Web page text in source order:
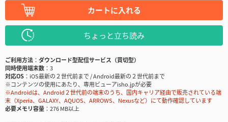
カートに入れる
ちょっと立ち読み
ご利用方法
ダウンロード型配信サービス（買切型）
同時使用端末数
3
対応OS
iOS最新の２世代前まで / Android最新の２世代前まで
※コンテンツの使用にあたり、専用ビューアisho.jpが必要
※Androidは、Android２世代前の端末のうち、国内キャリア経由で販売されている端
末（Xperia、GALAXY、AQUOS、ARROWS、Nexusなど）にて動作確認しています
必要メモリ容量
276 MB以上